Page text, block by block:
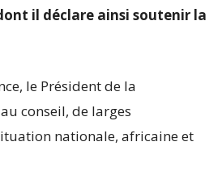
il déclare ainsi soutenir la
le Président de la
conseil, de larges
nationale, africaine et